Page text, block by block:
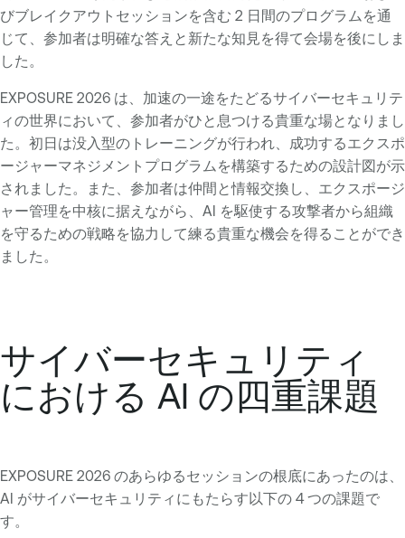
びブレイクアウトセッションを含む 2 日間のプログラムを通
じて、参加者は明確な答えと新たな知見を得て会場を後にしま
した。
EXPOSURE 2026 は、加速の一途をたどるサイバーセキュリテ
ィの世界において、参加者がひと息つける貴重な場となりまし
た。初日は没入型のトレーニングが行われ、成功するエクスポ
ージャーマネジメントプログラムを構築するための設計図が示
されました。また、参加者は仲間と情報交換し、エクスポージ
ャー管理を中核に据えながら、AI を駆使する攻撃者から組織
を守るための戦略を協力して練る貴重な機会を得ることができ
ました。
サイバーセキュリティ
における AI の四重課題
EXPOSURE 2026 のあらゆるセッションの根底にあったのは、
AI がサイバーセキュリティにもたらす以下の 4 つの課題で
す。